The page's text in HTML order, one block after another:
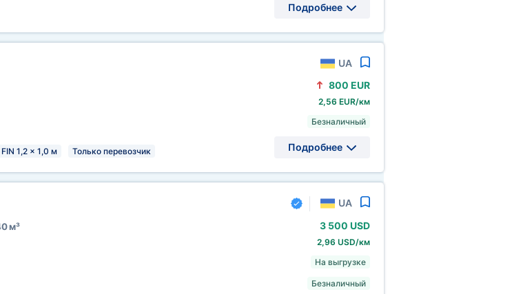
Подробнее
UA
1,2 x 1,0 м Только перевозчик
800 EUR
2,56 EUR/км
Безналичный
Подробнее
UA
м³ 3 500 USD
2,96 USD/км
На выгрузке
Безналичный